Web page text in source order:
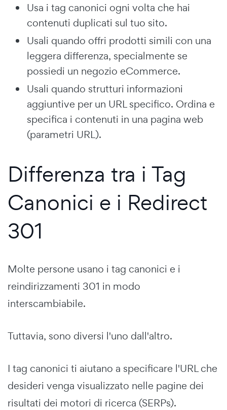
Usa i tag canonici ogni volta che hai
contenuti duplicati sul tuo sito.
Usali quando offri prodotti simili con una
leggera differenza, specialmente se
possiedi un negozio eCommerce.
Usali quando strutturi informazioni
aggiuntive per un URL specifico. Ordina e
specifica i contenuti in una pagina web
(parametri URL).
Differenza tra i Tag
Canonici e i Redirect
301
Molte persone usano i tag canonici e i
reindirizzamenti 301 in modo
interscambiabile.
Tuttavia, sono diversi l'uno dall'altro.
I tag canonici ti aiutano a specificare l'URL che
desideri venga visualizzato nelle pagine dei
risultati dei motori di ricerca (SERPs).